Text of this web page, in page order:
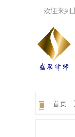
欢迎来到
首页
▣